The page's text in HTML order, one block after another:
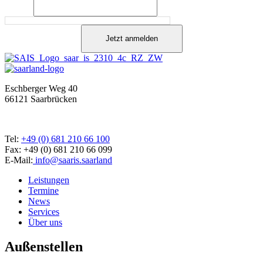
Jetzt anmelden
Eschberger Weg 40
66121 Saarbrücken
Tel: +49 (0) 681 210 66 100
Fax: +49 (0) 681 210 66 099
E-Mail: info@saaris.saarland
Leistungen
Termine
News
Services
Über uns
Außenstellen